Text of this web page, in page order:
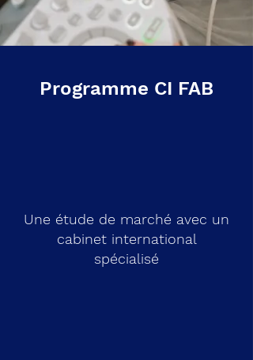
Programme CI FAB
Une étude de marché avec un
cabinet international
spécialisé